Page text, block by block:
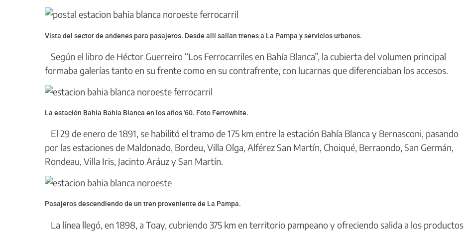
Vista del sector de andenes para pasajeros. Desde allí salían trenes a La Pampa y servicios urbanos.
Según el libro de Héctor Guerreiro “Los Ferrocarriles en Bahía Blanca”, la cubierta del volumen principal
formaba galerías tanto en su frente como en su contrafrente, con lucarnas que diferenciaban los accesos.
La estación Bahía Bahía Blanca en los años '60. Foto Ferrowhite.
El 29 de enero de 1891, se habilitó el tramo de 175 km entre la estación Bahía Blanca y Bernasconi, pasando
por las estaciones de Maldonado, Bordeu, Villa Olga, Alférez San Martín, Choiqué, Berraondo, San Germán,
Rondeau, Villa Iris, Jacinto Aráuz y San Martín.
Pasajeros descendiendo de un tren proveniente de La Pampa.
La línea llegó, en 1898, a Toay, cubriendo 375 km en territorio pampeano y ofreciendo salida a los productos